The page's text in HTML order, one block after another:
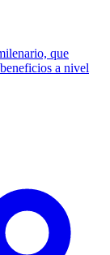
que
a nivel